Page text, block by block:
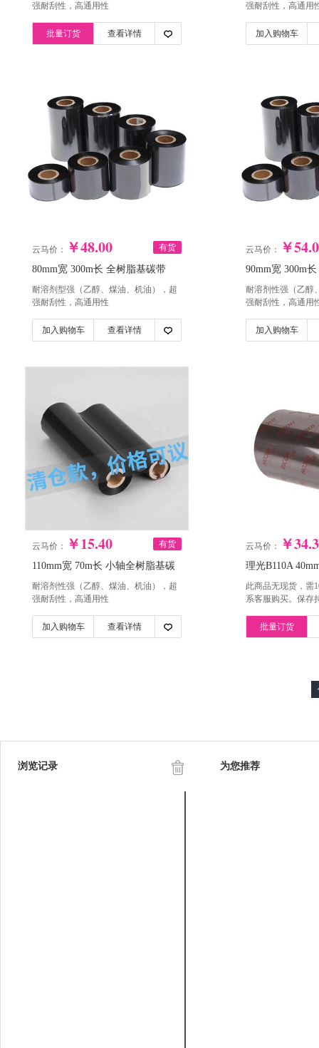
强耐刮性，高通用性
批量订货 查看详情
强耐刮性，高通用
加入购物车
有货
云马价： ￥48.00
80mm宽 300m长 全树脂基碳带
耐溶剂型强（乙醇、煤油、机油），超
强耐刮性，高通用性
加入购物车 查看详情
云马价： ￥
90mm宽 300m
耐溶剂性强（乙醇
强耐刮性，高通用
加入购物车
有货
云马价： ￥15.40
110mm宽 70m长 小轴全树脂基碳
耐溶剂性强（乙醇、煤油、机油），超
强耐刮性，高通用性
加入购物车 查看详情
云马价： ￥
理光B110A
此商品无现货，需
系客服购买。保存
批量订货
浏览记录 为您推荐